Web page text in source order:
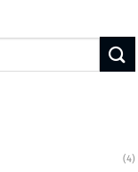
(4)